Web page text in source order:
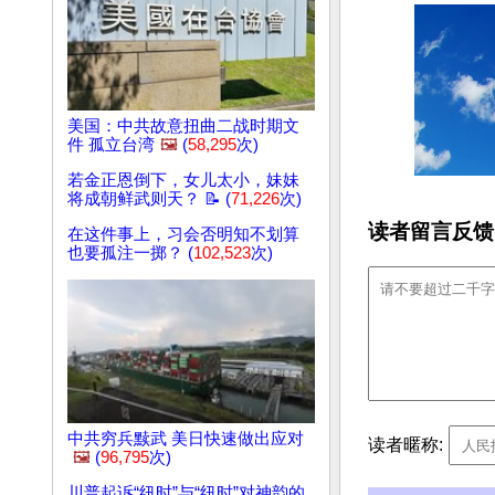
美国：中共故意扭曲二战时期文
件 孤立台湾 🖼️ (58,295次)
若金正恩倒下，女儿太小，妹妹
将成朝鲜武则天？ 📝 (71,226次)
在这件事上，习会否明知不划算
也要孤注一掷？ (102,523次)
中共穷兵黩武 美日快速做出应对
🖼️ (96,795次)
读者留言反
读者暱称: